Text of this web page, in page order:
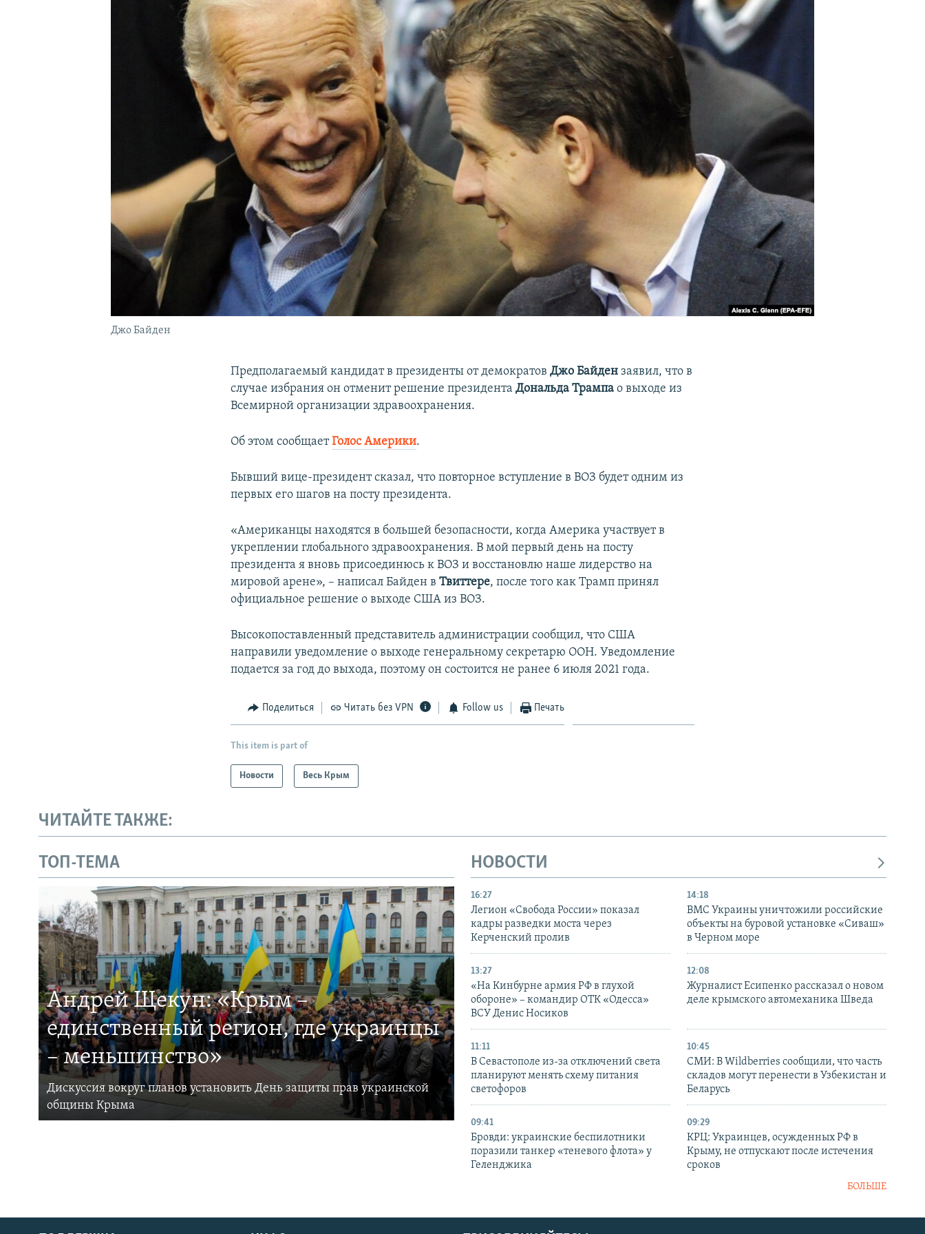
Джо Байден
Предполагаемый кандидат в президенты от демократовДжо Байден заявил, что в
случае избрания он отменит решение президентаДональда Трампао выходе из
Всемирной организации здравоохранения.
Об этом сообщаетГолос Америки.
Бывший вице-президент сказал, что повторное вступление в ВОЗ будет одним из
первых его шагов на посту президента.
«Американцы находятся в большей безопасности, когда Америка участвует в
укреплении глобального здравоохранения. В мой первый день на посту
президента я вновь присоединюсь к ВОЗ и восстановлю наше лидерство на
мировой арене», – написал Байден вТвиттере, после того как Трамп принял
официальное решение о выходе США из ВОЗ.
Высокопоставленный представитель администрации сообщил, что США
направили уведомление о выходе генеральному секретарю ООН. Уведомление
подается за год до выхода, поэтому он состоится не ранее 6 июля 2021 года.
Поделиться Читать без VPN Follow us Печать
This item is part of
Новости Весь Крым
ЧИТАЙТЕ ТАКЖЕ:
ТОП-ТЕМА
Андрей Щекун: «Крым –
единственный регион, где украинцы
– меньшинство»
Дискуссия вокруг планов установить День защиты прав украинской
общины Крыма
НОВОСТИ
16:27
Легион «Свобода России» показал
кадры разведки моста через
Керченский пролив
14:18
ВМС Украины уничтожили российские
объекты на буровой установке «Сиваш»
в Черном море
13:27
«На Кинбурне армия РФ в глухой
обороне» – командир ОТК «Одесса»
ВСУ Денис Носиков
12:08
Журналист Есипенко рассказал о новом
деле крымского автомеханика Шведа
11:11
В Севастополе из-за отключений света
планируют менять схему питания
светофоров
10:45
СМИ: В Wildberries сообщили, что часть
складов могут перенести в Узбекистан и
Беларусь
09:41
Бровди: украинские беспилотники
поразили танкер «теневого флота» у
Геленджика
09:29
КРЦ: Украинцев, осужденных РФ в
Крыму, не отпускают после истечения
сроков
БОЛЬШЕ